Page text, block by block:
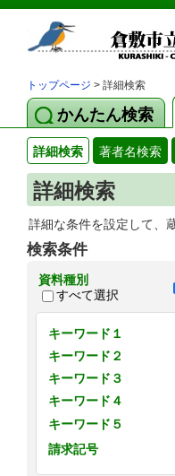
トップページ > 詳細検索
かんたん検索
詳細検索 著者名検索
詳細検索
詳細な条件を設定して、
検索条件
資料種別
すべて選択
キーワード１
キーワード２
キーワード３
キーワード４
キーワード５
請求記号